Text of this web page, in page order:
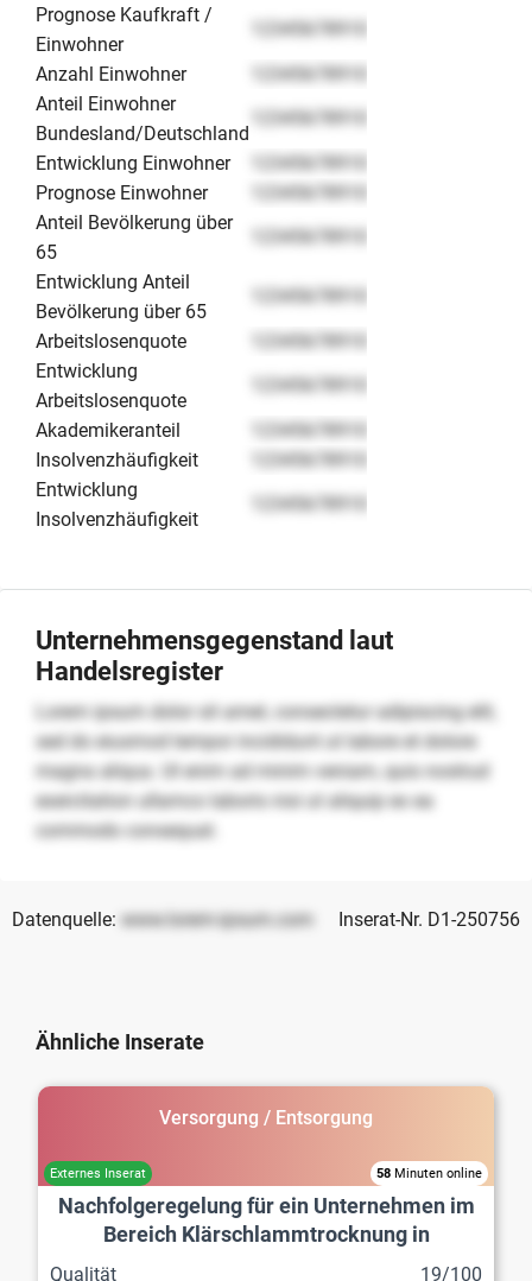
Prognose Kaufkraft /
Einwohner
12345678910
Anzahl Einwohner
12345678910
Anteil Einwohner
Bundesland/Deutschland
12345678910
Entwicklung Einwohner
12345678910
Prognose Einwohner
12345678910
Anteil Bevölkerung über
65
12345678910
Entwicklung Anteil
Bevölkerung über 65
12345678910
Arbeitslosenquote
12345678910
Entwicklung
Arbeitslosenquote
12345678910
Akademikeranteil
12345678910
Insolvenzhäufigkeit
12345678910
Entwicklung
Insolvenzhäufigkeit
12345678910
Unternehmensgegenstand laut
Handelsregister
Lorem ipsum dolor sit amet, consectetur adipiscing elit,
sed do eiusmod tempor incididunt ut labore et dolore
magna aliqua. Ut enim ad minim veniam, quis nostrud
exercitation ullamco laboris nisi ut aliquip ex ea
commodo consequat.
Datenquelle: www.lorem-ipsum.com Inserat-Nr. D1-250756
Ähnliche Inserate
Versorgung / Entsorgung
58 Minuten online
Nachfolgeregelung für ein Unternehmen im
Bereich Klärschlammtrocknung in
Qualität 19/100